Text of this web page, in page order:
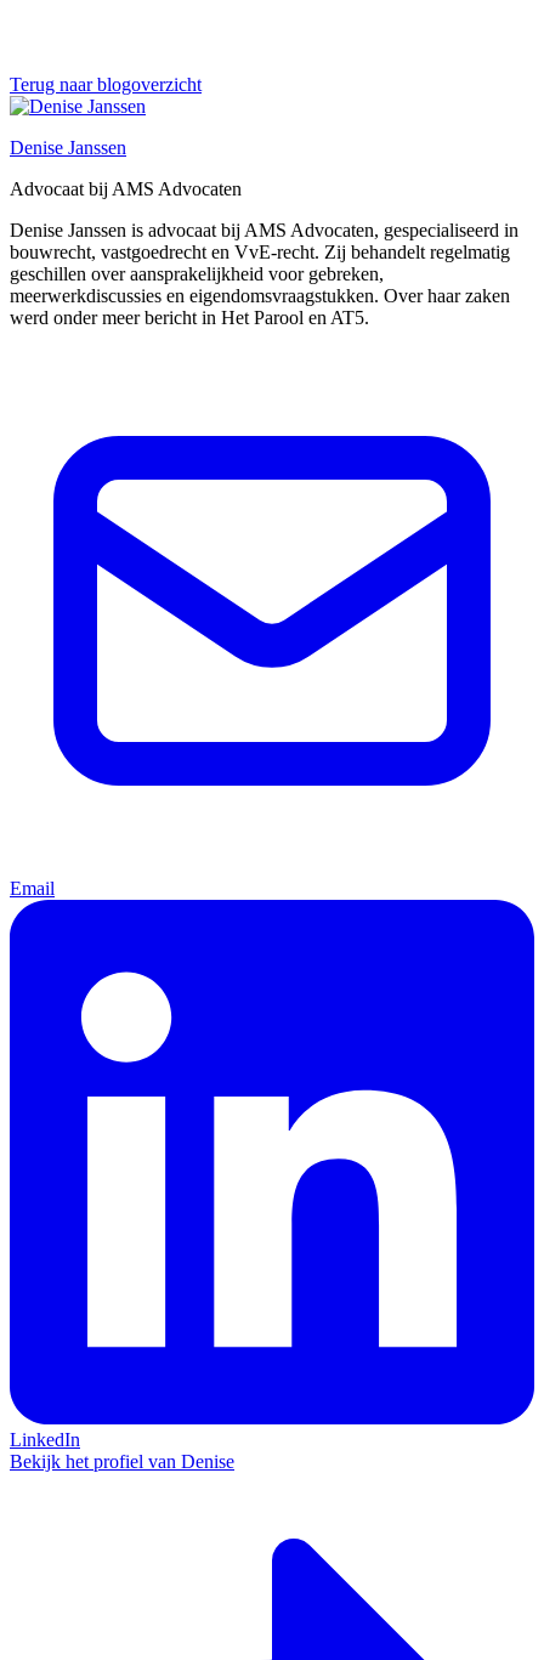
Terug naar blogoverzicht
Denise Janssen
Advocaat bij AMS Advocaten
Denise Janssen is advocaat bij AMS Advocaten, gespecialiseerd in
bouwrecht, vastgoedrecht en VvE-recht. Zij behandelt regelmatig
geschillen over aansprakelijkheid voor gebreken,
meerwerkdiscussies en eigendomsvraagstukken. Over haar zaken
werd onder meer bericht in Het Parool en AT5.
Email
LinkedIn
Bekijk het profiel van Denise